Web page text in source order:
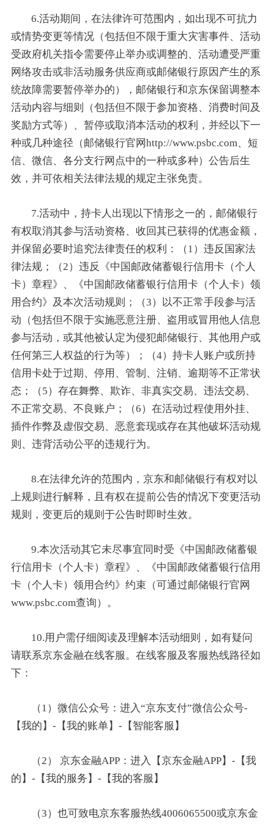
6.活动期间，在法律许可范围内，如出现不可抗力
或情势变更等情况（包括但不限于重大灾害事件、活动
受政府机关指令需要停止举办或调整的、活动遭受严重
网络攻击或非活动服务供应商或邮储银行原因产生的系
统故障需要暂停举办的），邮储银行和京东保留调整本
活动内容与细则（包括但不限于参加资格、消费时间及
奖励方式等）、暂停或取消本活动的权利，并经以下一
种或几种途径（邮储银行官网http://www.psbc.com、短
信、微信、各分支行网点中的一种或多种）公告后生
效，并可依相关法律法规的规定主张免责。
7.活动中，持卡人出现以下情形之一的，邮储银行
有权取消其参与活动资格、收回其已获得的优惠金额，
并保留必要时追究法律责任的权利：（1）违反国家法
律法规；（2）违反《中国邮政储蓄银行信用卡（个人
卡）章程》、《中国邮政储蓄银行信用卡（个人卡）领
用合约》及本次活动规则；（3）以不正常手段参与活
动（包括但不限于实施恶意注册、盗用或冒用他人信息
参与活动，或其他被认定为侵犯邮储银行、其他用户或
任何第三人权益的行为等）；（4）持卡人账户或所持
信用卡处于过期、停用、管制、注销、逾期等不正常状
态；（5）存在舞弊、欺诈、非真实交易、违法交易、
不正常交易、不良账户；（6）在活动过程使用外挂、
插件作弊及虚假交易、恶意套现或存在其他破坏活动规
则、违背活动公平的违规行为。
8.在法律允许的范围内，京东和邮储银行有权对以
上规则进行解释，且有权在提前公告的情况下变更活动
规则，变更后的规则于公告时即时生效。
9.本次活动其它未尽事宜同时受《中国邮政储蓄银
行信用卡（个人卡）章程》、《中国邮政储蓄银行信用
卡（个人卡）领用合约》约束（可通过邮储银行官网
www.psbc.com查询）。
10.用户需仔细阅读及理解本活动细则，如有疑问
请联系京东金融在线客服。在线客服及客服热线路径如
下：
（1）微信公众号：进入“京东支付”微信公众号-
【我的】-【我的账单】-【智能客服】
（2） 京东金融APP：进入【京东金融APP】-【我
的】-【我的服务】-【我的客服】
（3）也可致电京东客服热线4006065500或京东金